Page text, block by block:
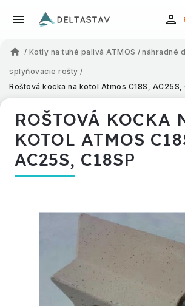
/ Kotly na tuhé palivá ATMOS / náhradné
splyňovacie rošty /
Roštová kocka na kotol Atmos C18S, AC25S,
ROŠTOVÁ KOCKA
KOTOL ATMOS
AC25S, C18SP